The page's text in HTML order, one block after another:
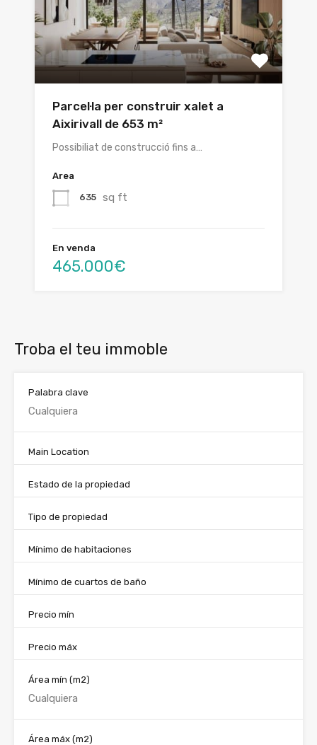
Parcel·la per construir xalet a
Aixirivall de 653 m²
Possibiliat de construcció fins a…
Area
635 sq ft
En venda
465.000€
Troba el teu immoble
Palabra clave
Main Location
Estado de la propiedad
Tipo de propiedad
Mínimo de habitaciones
Mínimo de cuartos de baño
Precio mín
Precio máx
Área mín (m2)
Área máx (m2)